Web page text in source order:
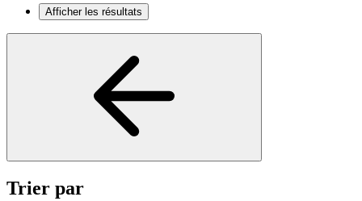
Afficher les résultats
Trier par